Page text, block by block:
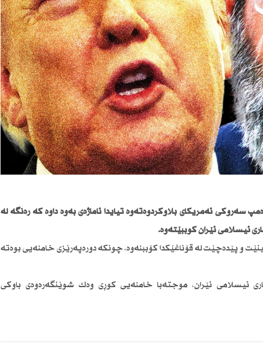
سەرۆكی ئەمریكای بڵاوكردوەتەوە تیایدا ئاماژەی بەوە داوە كە رەنگە لە
ئیسلامی ئێران كۆببێتەوە.
و پێدەچێت لە قۆناغێكدا كۆببنەوە، چونكە دورەپەرێزی خامنەیی بوەتە
ئیسلامی ئێران، موجتەبا خامنەیی كوڕی وەك شوێنگەرەوەی باوكی